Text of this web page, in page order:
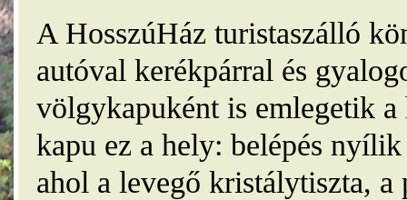
A HosszúHáz turistaszálló
autóval kerékpárral és
völgykapuként is emlegetik
kapu ez a hely: belépés
ahol a levegő kristálytiszta, a